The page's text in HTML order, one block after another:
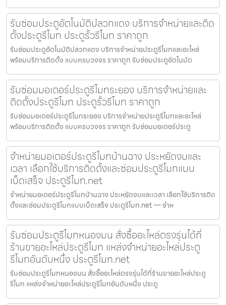
รับซ่อมประตูอัตโนมัติปลวกแดง บริการจำหน่ายและติด
ตั้งประตูรีโมท ประตูรั้วรีโมท ราคาถูก
รับซ่อมประตูอัตโนมัติปลวกแดง บริการจำหน่ายประตูรีโมทและอะไหล่
พร้อมบริการติดตั้ง แบบครบวงจร ราคาถูก รับซ่อมประตูอัตโนมัต
รับซ่อมมอเตอร์ประตูรีโมทระยอง บริการจำหน่ายและ
ติดตั้งประตูรีโมท ประตูรั้วรีโมท ราคาถูก
รับซ่อมมอเตอร์ประตูรีโมทระยอง บริการจำหน่ายประตูรีโมทและอะไหล่
พร้อมบริการติดตั้ง แบบครบวงจร ราคาถูก รับซ่อมมอเตอร์ประตู
จำหน่ายมอเตอร์ประตูรีโมทบ้านฉาง ประหยัดงบและ
เวลา เลือกใช้บริการติดตั้งและซ่อมประตูรีโมทแบบ
เบ็ดเสร็จ ประตูรีโมท.net
จำหน่ายมอเตอร์ประตูรีโมทบ้านฉาง ประหยัดงบและเวลา เลือกใช้บริการติด
ตั้งและซ่อมประตูรีโมทแบบเบ็ดเสร็จ ประตูรีโมท.net — จำห
รับซ่อมประตูรีโมทหนองมน สั่งซื้ออะไหล่ตรงรุ่นได้ที่
ร้านขายอะไหล่ประตูรีโมท แหล่งจำหน่ายอะไหล่ประตู
รีโมทอันดับหนึ่ง ประตูรีโมท.net
รับซ่อมประตูรีโมทหนองมน สั่งซื้ออะไหล่ตรงรุ่นได้ที่ร้านขายอะไหล่ประตู
รีโมท แหล่งจำหน่ายอะไหล่ประตูรีโมทอันดับหนึ่ง ประตู